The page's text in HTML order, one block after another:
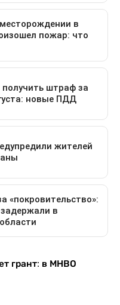
грант: в МНВО